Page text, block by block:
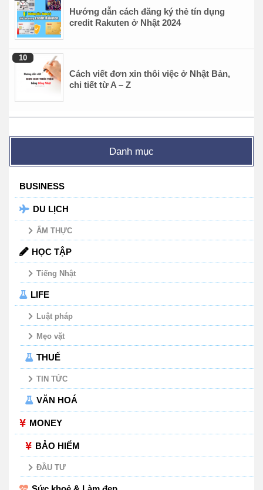
Hướng dẫn cách đăng ký thẻ tín dụng
credit Rakuten ở Nhật 2024
Cách viết đơn xin thôi việc ở Nhật Bản,
chi tiết từ A – Z
Danh mục
BUSINESS
DU LỊCH
ẨM THỰC
HỌC TẬP
Tiếng Nhật
LIFE
Luật pháp
Mẹo vặt
THUẾ
TIN TỨC
VĂN HOÁ
MONEY
BẢO HIỂM
ĐẦU TƯ